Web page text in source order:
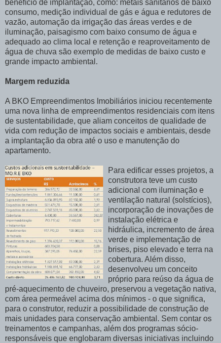
benefício de implantação, como: metais sanitários de baixo
consumo, medição individual de gás e água e redutores de
vazão, automação da irrigação das áreas verdes e de
iluminação, paisagismo com baixo consumo de água e
adequado ao clima local e retenção e reaproveitamento de
água de chuva são exemplo de medidas de baixo custo e
grande impacto ambiental.
Margem reduzida
A BKO Empreendimentos Imobiliários iniciou recentemente
uma nova linha de empreendimentos residenciais com itens
de sustentabilidade, que aliam conceitos de qualidade de
vida com redução de impactos sociais e ambientais, desde
a implantação da obra até o uso e manutenção do
apartamento.
Para edificar esses projetos, a
construtora teve um custo
adicional com iluminação e
ventilação natural (solstícios),
incorporação de inovações de
instalação elétrica e
hidráulica, incremento de área
verde e implementação de
brises, piso elevado e terra na
cobertura. Além disso,
desenvolveu um conceito
próprio para reúso da água de
pré-aquecimento de chuveiro, preservou a vegetação nativa,
com área permeável acima dos mínimos - o que significa,
para o construtor, reduzir a possibilidade de construção de
mais unidades para conservação ambiental. Sem contar os
treinamentos e campanhas, além dos programas sócio-
responsáveis que englobaram diversas iniciativas incluindo